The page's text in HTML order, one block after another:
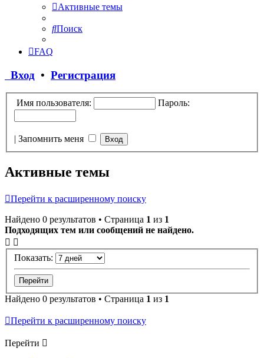
Активные темы
Поиск
FAQ
Вход • Регистрация
Имя пользователя: Пароль:
| Запомнить меня
Активные темы
Перейти к расширенному поиску
Найдено 0 результатов • Страница 1 из 1
Подходящих тем или сообщений не найдено.
Показать:
Найдено 0 результатов • Страница 1 из 1
Перейти к расширенному поиску
Перейти